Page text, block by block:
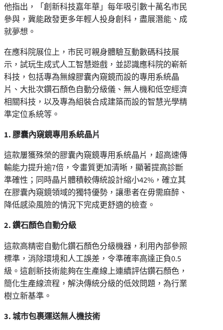
他指出，「創新科技嘉年華」每年吸引數十萬名市民
參與，冀能啟發更多年輕人投身創科，盡展潛能、成
就夢想。
在應科院展位上，市民可親身體驗互動數碼科技展
示，試玩生成式人工智慧遊戲，並認識應科院的嶄新
科技，包括專為無線膠囊內窺鏡而設的專用系統晶
片、大批次鑽石顏色自動分級儀、無人機和低空經濟
相關科技，以及專為組裝合成建築而設的智慧光學精
準定位系統等。
1. 膠囊內窺鏡專用系統晶片
這款屢獲殊榮的膠囊內窺鏡專用系統晶片，超高速傳
輸能力提升逾7倍，令畫質更加清晰，顯著提高診斷
準確性；同時晶片體積較傳統設計縮小42%，確立其
在膠囊內窺鏡領域的獨特優勢，讓患者在毋需麻醉、
降低感染風險的情況下完成更舒適的檢查。
2. 鑽石顏色自動分級
這款高精密自動化鑽石顏色分級機器，利用內部參照
標準，消除環境和人工誤差，令準確率高達正負0.5
級。這創新技術能夠在生產線上連續評估鑽石顏色，
簡化生產線流程，解決傳統分級的低效問題，為行業
樹立新基準。
3. 城市包裹運送無人機技術